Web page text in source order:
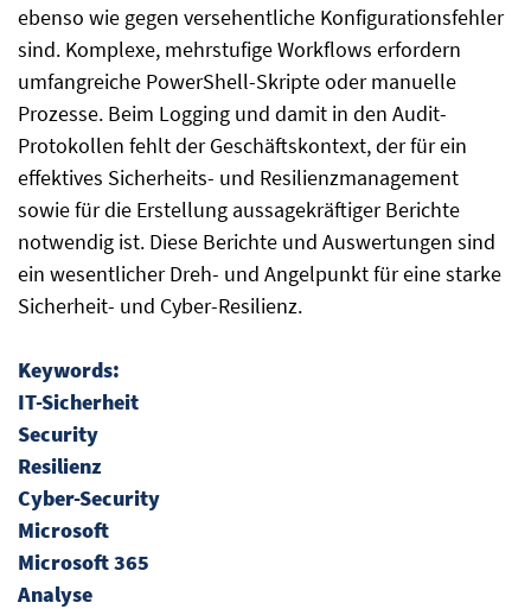
ebenso wie gegen versehentliche Konfigurationsfehler
sind. Komplexe, mehrstufige Workflows erfordern
umfangreiche PowerShell-Skripte oder manuelle
Prozesse. Beim Logging und damit in den Audit-
Protokollen fehlt der Geschäftskontext, der für ein
effektives Sicherheits- und Resilienzmanagement
sowie für die Erstellung aussagekräftiger Berichte
notwendig ist. Diese Berichte und Auswertungen sind
ein wesentlicher Dreh- und Angelpunkt für eine starke
Sicherheit- und Cyber-Resilienz.
Keywords:
IT-Sicherheit
Security
Resilienz
Cyber-Security
Microsoft
Microsoft 365
Analyse